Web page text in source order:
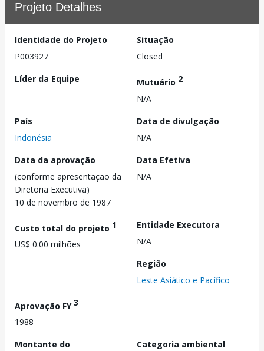
Projeto Detalhes
Identidade do Projeto
P003927
Situação
Closed
Líder da Equipe
Mutuário 2
N/A
País
Indonésia
Data de divulgação
N/A
Data da aprovação
(conforme apresentação da
Diretoria Executiva)
10 de novembro de 1987
Data Efetiva
N/A
Custo total do projeto 1
US$ 0.00 milhões
Entidade Executora
N/A
Região
Leste Asiático e Pacífico
Aprovação FY3
1988
Montante do
Categoria ambiental